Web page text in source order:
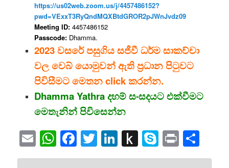
https://us02web.zoom.us/j/4457486152?
pwd=VExxT3RyQndMQXBtdGROR2pJWnJvdz09
Meeting ID: 4457486152
Passcode: Dhamma.
2023 වසරේ පසුගිය සජීවී ධර්ම සාකච්චා
වල වෙබ් යොමුවන් ඇති ප්‍රධාන පිටුවට
පිවිසීමට මෙතන click කරන්න.
Dhamma Yathra දහම් සංසදයට එක්වීමට
මෙතැනින් පිවිසෙන්න
EmailWhatsApp
Facebook
Twitter
LinkedIn
Push
to
Skype
Print